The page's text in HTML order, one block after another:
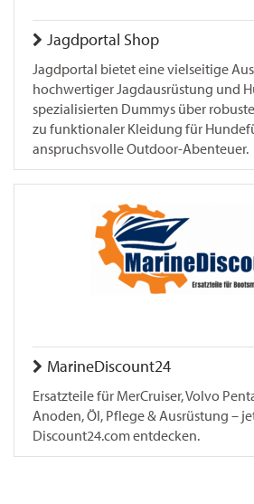
Jagdportal Shop
Jagdportal bietet eine vielseitige
hochwertiger Jagdausrüstung und
spezialisierten Dummys über
zu funktionaler Kleidung für
anspruchsvolle Outdoor-Abenteuer.
MarineDiscount24
Ersatzteile für MerCruiser, Volvo
Anoden, Öl, Pflege & Ausrüstung –
Discount24.com entdecken.